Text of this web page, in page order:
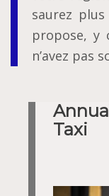
saurez
propose, y
n’avez pas
Taxi